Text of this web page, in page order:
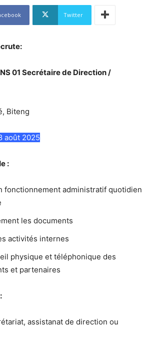
Twitter
01 Secrétaire de Direction /
Biteng
août 2025
:
fonctionnement administratif quotidien
les documents
activités internes
physique et téléphonique des
et partenaires
assistanat de direction ou